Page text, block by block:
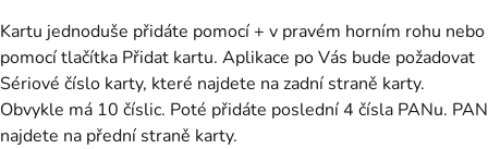
Kartu jednoduše přidáte pomocí + v pravém horním rohu nebo
pomocí tlačítka Přidat kartu. Aplikace po Vás bude požadovat
Sériové číslo karty, které najdete na zadní straně karty.
Obvykle má 10 číslic. Poté přidáte poslední 4 čísla PANu. PAN
najdete na přední straně karty.